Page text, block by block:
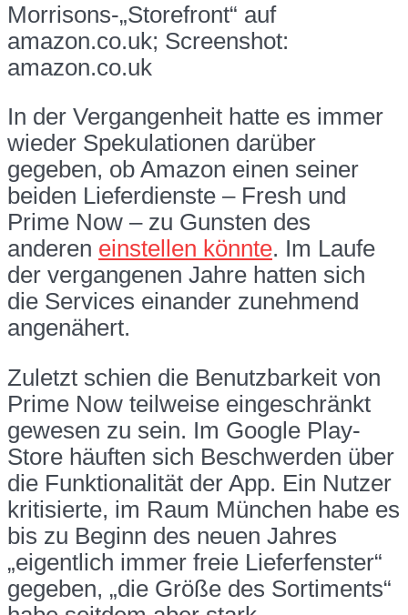
Morrisons-„Storefront“ auf
amazon.co.uk; Screenshot:
amazon.co.uk
In der Vergangenheit hatte es immer
wieder Spekulationen darüber
gegeben, ob Amazon einen seiner
beiden Lieferdienste – Fresh und
Prime Now – zu Gunsten des
anderen einstellen könnte. Im Laufe
der vergangenen Jahre hatten sich
die Services einander zunehmend
angenähert.
Zuletzt schien die Benutzbarkeit von
Prime Now teilweise eingeschränkt
gewesen zu sein. Im Google Play-
Store häuften sich Beschwerden über
die Funktionalität der App. Ein Nutzer
kritisierte, im Raum München habe es
bis zu Beginn des neuen Jahres
„eigentlich immer freie Lieferfenster“
gegeben, „die Größe des Sortiments“